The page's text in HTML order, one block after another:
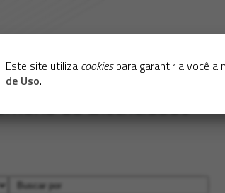
Este site utiliza cookiespara garantir a você a
de Uso.